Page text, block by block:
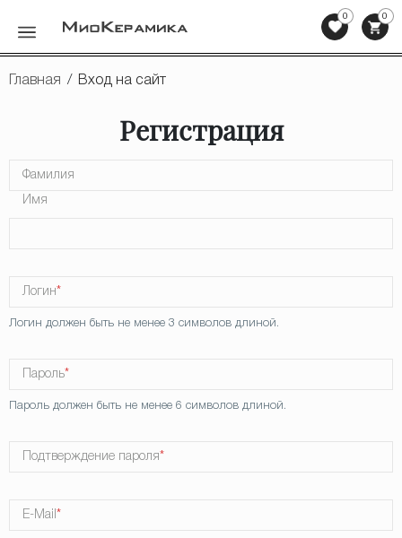
Мозаика
0 0
Главная / Вход на сайт
Регистрация
Фамилия
Имя
Логин*
Логин должен быть не менее 3 символов длиной.
Пароль*
Пароль должен быть не менее 6 символов длиной.
Подтверждение пароля*
E-Mail *